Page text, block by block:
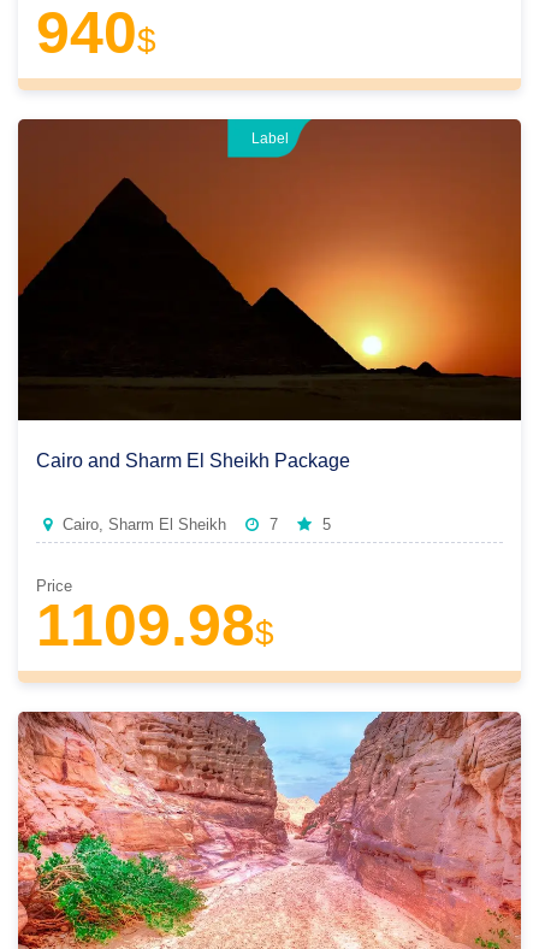
940$
Label
Cairo and Sharm El Sheikh Package
Cairo, Sharm El Sheikh 7 5
Price
1109.98$